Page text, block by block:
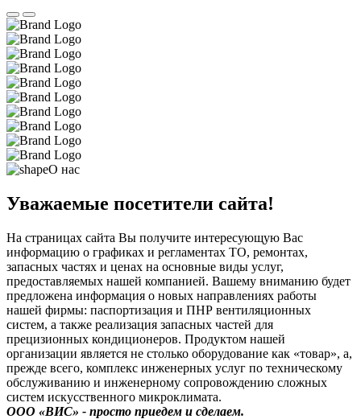
О нас
Уважаемые посетители сайта!
На страницах сайта Вы получите интересующую Вас
информацию о графиках и регламентах ТО, ремонтах,
запасных частях и ценах на основные виды услуг,
предоставляемых нашей компанией. Вашему вниманию будет
предложена информация о новых направлениях работы
нашей фирмы: паспортизация и ПНР вентиляционных
систем, а также реализация запасных частей для
прецизионных кондиционеров. Продуктом нашей
организации является не столько оборудование как «товар», а,
прежде всего, комплекс инженерных услуг по техническому
обслуживанию и инженерному сопровождению сложных
систем искусственного микроклимата.
ООО «ВИС» - просто приедем и сделаем.